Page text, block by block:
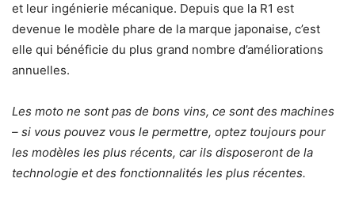
et leur ingénierie mécanique. Depuis que la R1 est
devenue le modèle phare de la marque japonaise, c’est
elle qui bénéficie du plus grand nombre d’améliorations
annuelles.
Les moto ne sont pas de bons vins, ce sont des machines
– si vous pouvez vous le permettre, optez toujours pour
les modèles les plus récents, car ils disposeront de la
technologie et des fonctionnalités les plus récentes.